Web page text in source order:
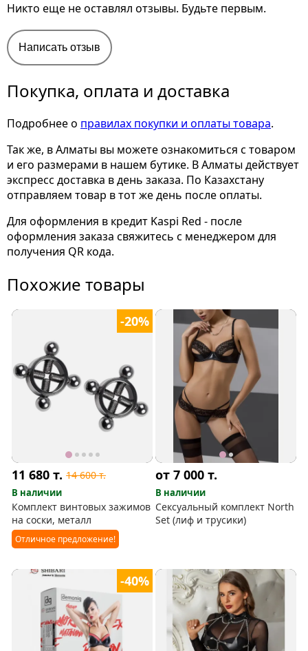
Никто еще не оставлял отзывы. Будьте первым.
Написать отзыв
Покупка, оплата и доставка
Подробнее о правилах покупки и оплаты товара.
Так же, в Алматы вы можете ознакомиться с товаром
и его размерами в нашем бутике. В Алматы действует
экспресс доставка в день заказа. По Казахстану
отправляем товар в тот же день после оплаты.
Для оформления в кредит Kaspi Red - после
оформления заказа свяжитесь с менеджером для
получения QR кода.
Похожие товары
-20%
11 680т. 14 600т.
В наличии
Комплект винтовых зажимов
на соски, металл
Отличное предложение!
от 7 000т.
В наличии
Сексуальный комплект North
Set (лиф и трусики)
-40%